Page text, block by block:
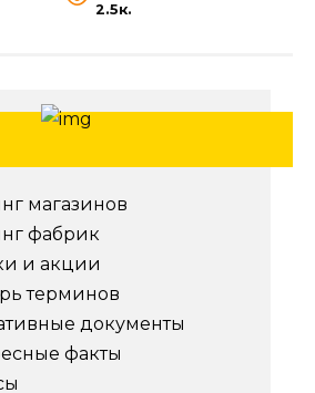
2.5к.
магазинов
фабрик
и акции
терминов
документы
факты